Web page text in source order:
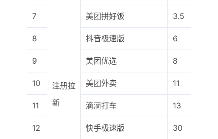
注册拉
新
7 美团拼好饭 3.5
8 抖音极速版 6
9 美团优选 8
10 美团外卖 11
11 滴滴打车 13
12 快手极速版 30